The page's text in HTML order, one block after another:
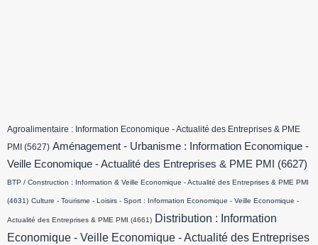
Agroalimentaire : Information Economique - Actualité des Entreprises & PME
PMI (5627) Aménagement - Urbanisme : Information Economique -
Veille Economique - Actualité des Entreprises & PME PMI
(6627)
BTP / Construction : Information & Veille Economique - Actualité des Entreprises & PME PMI
(4631) Culture - Tourisme - Loisirs - Sport : Information Economique - Veille Economique -
Actualité des Entreprises & PME PMI (4661) Distribution : Information
Economique - Veille Economique - Actualité des Entreprises